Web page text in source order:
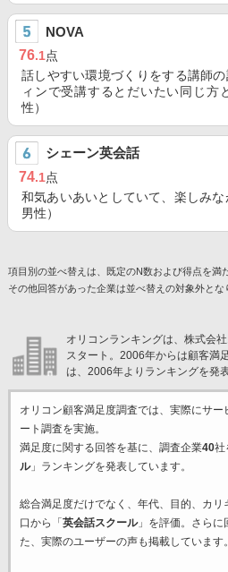
NOVA
76.1点
話しやすい環境づくりをする講師
ィンで受講するとだいたい同じ方
性）
シェーン英会話
74.1点
和気あいあいとしていて、楽しみ
男性）
項目別の並べ替えは、既定のN数および得点を満
その他回答があった企業は並べ替えの対象外とな
オリコンランキングは、株式会
スタート。2006年からは顧客満
は、2006年よりランキングを発
オリコン顧客満足度調査では、実際にサー
ート調査を実施。
満足度に関する回答を基に、調査企業40社
ル」ランキングを発表しています。
総合満足度だけでなく、年代、目的、カリ
口から「 英会話スクール」を評価。さらに
た、実際のユーザーの声も掲載しています。